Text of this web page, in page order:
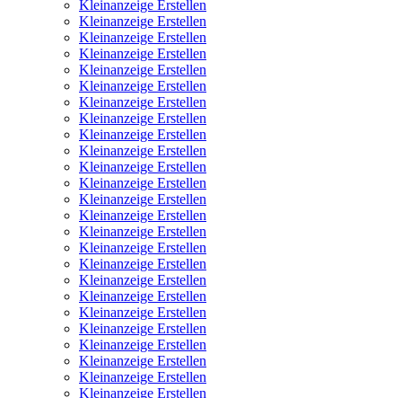
Kleinanzeige Erstellen
Kleinanzeige Erstellen
Kleinanzeige Erstellen
Kleinanzeige Erstellen
Kleinanzeige Erstellen
Kleinanzeige Erstellen
Kleinanzeige Erstellen
Kleinanzeige Erstellen
Kleinanzeige Erstellen
Kleinanzeige Erstellen
Kleinanzeige Erstellen
Kleinanzeige Erstellen
Kleinanzeige Erstellen
Kleinanzeige Erstellen
Kleinanzeige Erstellen
Kleinanzeige Erstellen
Kleinanzeige Erstellen
Kleinanzeige Erstellen
Kleinanzeige Erstellen
Kleinanzeige Erstellen
Kleinanzeige Erstellen
Kleinanzeige Erstellen
Kleinanzeige Erstellen
Kleinanzeige Erstellen
Kleinanzeige Erstellen